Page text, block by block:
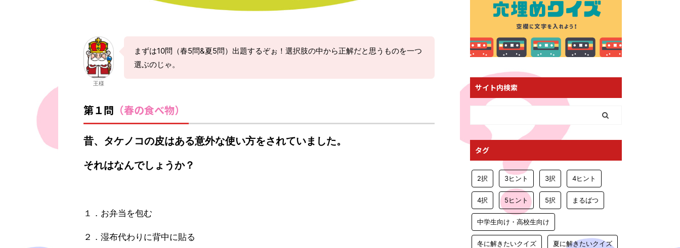
王様
まずは10問（春5問&夏5問）出題するぞぉ！選択肢の中から正解だと思うものを一つ
選ぶのじゃ。
第１問 （春の食べ物）
昔、タケノコの皮はある意外な使い方をされていました。
それはなんでしょうか？
１．お弁当を包む
２．湿布代わりに背中に貼る
サイト内検索
タグ
2択 3ヒント 3択 4ヒント
4択 5ヒント 5択 まるばつ
中学生向け・高校生向け
冬に解きたいクイズ 夏に解きたいクイズ